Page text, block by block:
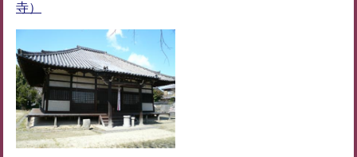
寺）